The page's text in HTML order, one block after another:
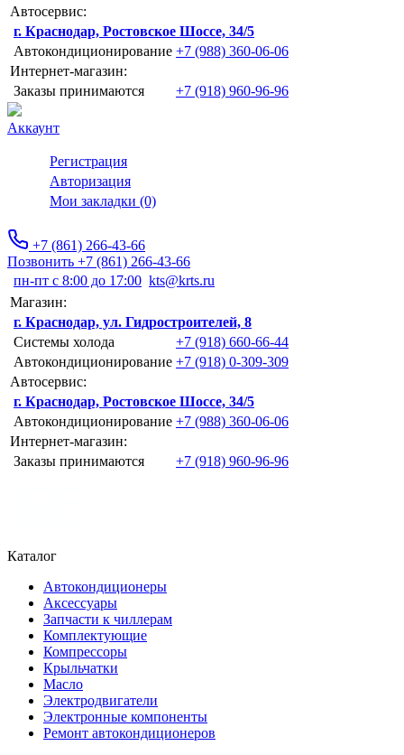
Автосервис:
г. Краснодар, Ростовское Шоссе, 34/5
Автокондиционирование +7 (988) 360-06-06
Интернет-магазин:
Заказы принимаются
+7 (918) 960-96-96
Аккаунт
Регистрация
Авторизация
Мои закладки (0)
+7 (861) 266-43-66
Позвонить +7 (861) 266-43-66
пн-пт с 8:00 до 17:00 kts@krts.ru
Магазин:
г. Краснодар, ул. Гидростроителей, 8
Системы холода
+7 (918) 660-66-44
Автокондиционирование +7 (918) 0-309-309
Автосервис:
г. Краснодар, Ростовское Шоссе, 34/5
Автокондиционирование +7 (988) 360-06-06
Интернет-магазин:
Заказы принимаются
+7 (918) 960-96-96
Каталог
Автокондиционеры
Аксессуары
Запчасти к чиллерам
Комплектующие
Компрессоры
Крыльчатки
Масло
Электродвигатели
Электронные компоненты
Ремонт автокондиционеров